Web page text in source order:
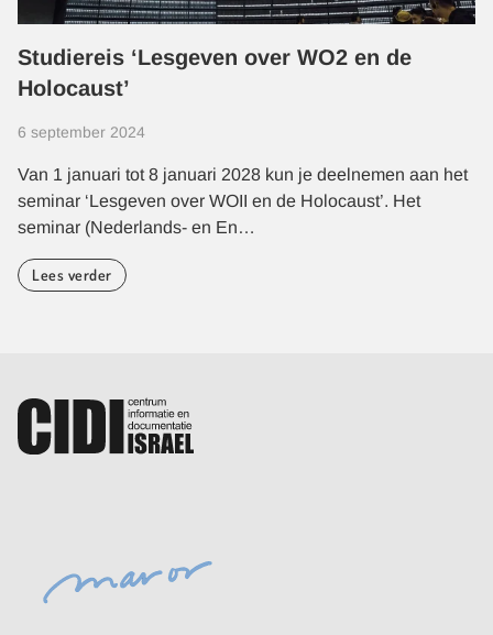
Studiereis ‘Lesgeven over WO2 en de
Holocaust’
6 september 2024
Van 1 januari tot 8 januari 2028 kun je deelnemen aan het
seminar ‘Lesgeven over WOII en de Holocaust’. Het
seminar (Nederlands- en En…
Lees verder